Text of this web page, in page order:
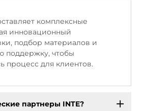
комплексные
инновационный
подбор материалов и
поддержку, чтобы
процесс для клиентов.
партнеры INTE?